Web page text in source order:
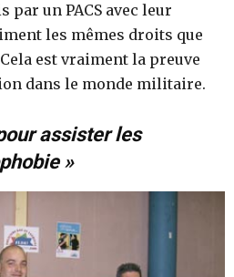
par un PACS avec leur
les mêmes droits que
est vraiment la preuve
dans le monde militaire.
assister les
»